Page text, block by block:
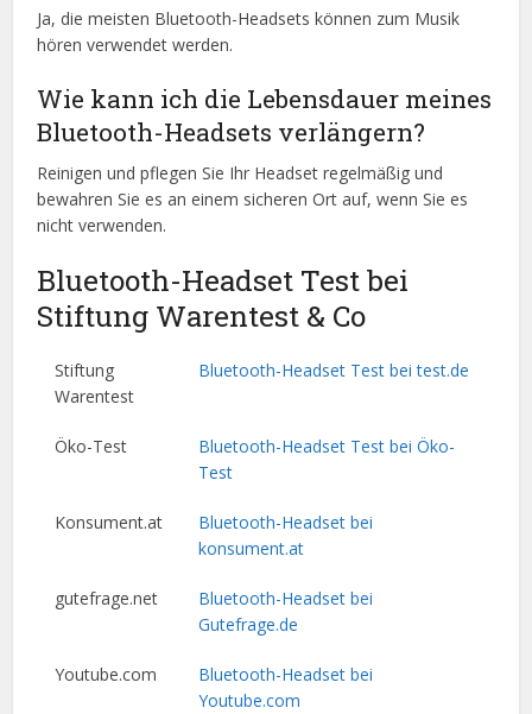
Ja, die meisten Bluetooth-Headsets können zum Musik
hören verwendet werden.
Wie kann ich die Lebensdauer meines
Bluetooth-Headsets verlängern?
Reinigen und pflegen Sie Ihr Headset regelmäßig und
bewahren Sie es an einem sicheren Ort auf, wenn Sie es
nicht verwenden.
Bluetooth-Headset Test bei
Stiftung Warentest & Co
Stiftung
Warentest
Bluetooth-Headset Test bei test.de
Öko-Test
Bluetooth-Headset Test bei Öko-
Test
Konsument.at
Bluetooth-Headset bei
konsument.at
gutefrage.net
Bluetooth-Headset bei
Gutefrage.de
Youtube.com
Bluetooth-Headset bei
Youtube.com